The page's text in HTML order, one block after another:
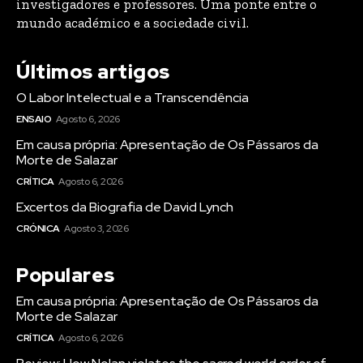
investigadores e professores. Uma ponte entre o
mundo académico e a sociedade civil.
Últimos artigos
O Labor Intelectual e a Transcendência
ENSAIO Agosto 6, 2026
Em causa própria: Apresentação de Os Pássaros da
Morte de Salazar
CRÍTICA Agosto 6, 2026
Excertos da Biografia de David Lynch
CRÓNICA Agosto 3, 2026
Populares
Em causa própria: Apresentação de Os Pássaros da
Morte de Salazar
CRÍTICA Agosto 6, 2026